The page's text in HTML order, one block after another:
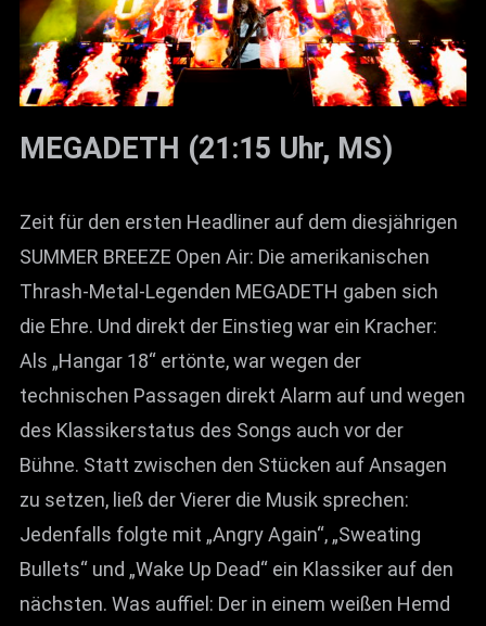
MEGADETH (21:15 Uhr, MS)
Zeit für den ersten Headliner auf dem diesjährigen
SUMMER BREEZE Open Air: Die amerikanischen
Thrash-Metal-Legenden MEGADETH gaben sich
die Ehre. Und direkt der Einstieg war ein Kracher:
Als „Hangar 18“ ertönte, war wegen der
technischen Passagen direkt Alarm auf und wegen
des Klassikerstatus des Songs auch vor der
Bühne. Statt zwischen den Stücken auf Ansagen
zu setzen, ließ der Vierer die Musik sprechen:
Jedenfalls folgte mit „Angry Again“, „Sweating
Bullets“ und „Wake Up Dead“ ein Klassiker auf den
nächsten. Was auffiel: Der in einem weißen Hemd